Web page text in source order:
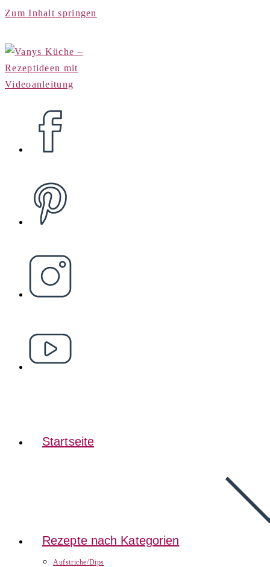
Zum Inhalt springen
Startseite
Rezepte nach Kategorien
Aufstriche/Dips